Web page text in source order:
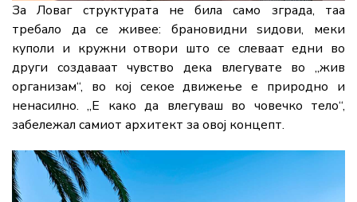
За Ловаг структурата не била само зградa, таа
требало да се живее: брановидни ѕидови, меки
куполи и кружни отвори што се слеваат едни во
други создаваат чувство дека влегувате во „жив
организам“, во кој секое движење е природно и
ненасилно. „Е како да влегуваш во човечко тело“,
забележал самиот архитект за овој концепт.